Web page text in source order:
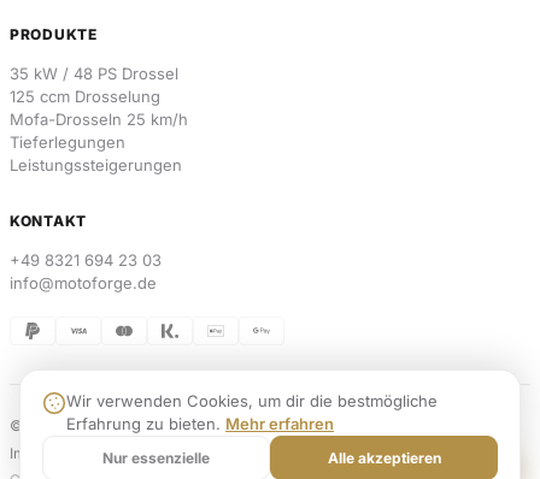
PRODUKTE
35 kW / 48 PS Drossel
125 ccm Drosselung
Mofa-Drosseln 25 km/h
Tieferlegungen
Leistungssteigerungen
KONTAKT
+49 8321 694 23 03
info@motoforge.de
© 2026 MotoForge. Alle Rechte vorbehalten.
Impressum DatenschutzAGBWiderrufsbelehrungVersand & Zahlung
Wir verwenden Cookies, um dir die bestmögliche
Erfahrung zu bieten. Mehr erfahren
Nur essenzielle Alle akzeptieren